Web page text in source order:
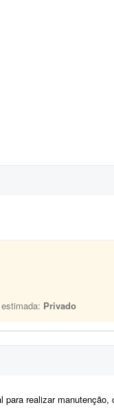
Privado
realizar manutenção,